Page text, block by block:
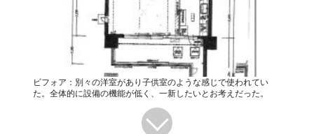
ビフォア：別々の洋室があり子供室のような感じで使われてい
た。全体的に設備の機能が低く、一新したいとお考えだった。